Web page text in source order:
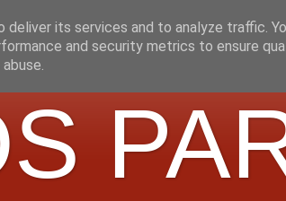
its services and to analyze traffic.
and security metrics to ensure